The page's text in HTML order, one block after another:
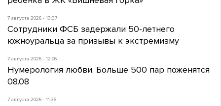
7 августа 2026 - 13:37
Сотрудники ФСБ задержали 50-летнего
южноуральца за призывы к экстремизму
7 августа 2026 - 12:06
Нумерология любви. Больше 500 пар поженятся
08.08
7 августа 2026 - 11:36